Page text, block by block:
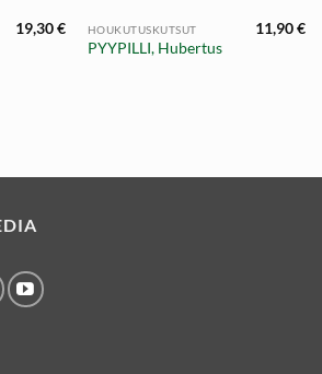
19,30€ HOUKUTUSKUTSUT
PYYPILLI, Hubertus
11,90€